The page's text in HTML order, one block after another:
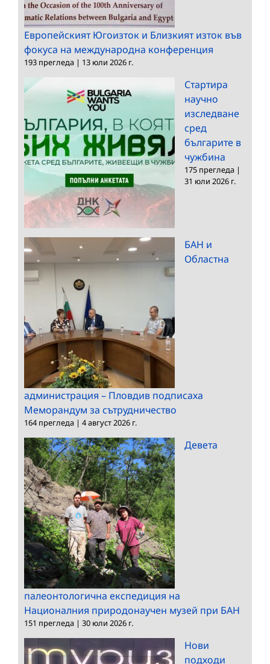
Европейският Югоизток и Близкият изток във
фокуса на международна конференция
193 прегледа | 13 юли 2026 г.
Стартира
научно
изследване
сред
българите в
чужбина
175 прегледа |
31 юли 2026 г.
БАН и
Областна
администрация – Пловдив подписаха
Меморандум за сътрудничество
164 прегледа | 4 август 2026 г.
Девета
палеонтологична експедиция на
Националния природонаучен музей при БАН
151 прегледа | 30 юли 2026 г.
Нови
подходи